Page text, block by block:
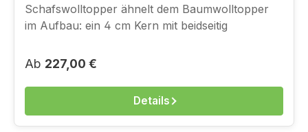
Schafswolltopper ähnelt dem Baumwolltopper
im Aufbau: ein 4 cm Kern mit beidseitig
cm. Der Unterschied: die Füllung aus reiner
Schafschurwolle. Eigenschaften 
hervorragendes Klima-Management: wärmt im
Winter, kühlt im Sommer  hohe
Feuchtigkeitsaufnahme – trockenes Schlafklima
Regulärer Preis:
Ab 227,00 €
Details